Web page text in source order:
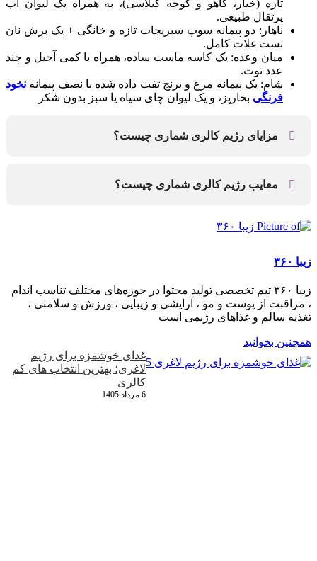
تازه (خیار، کاهو و گوجه گیلاسی)، به همراه یک لیوان آب
پرتقال طبیعی.
ناهار: دو پیمانه سوپ سبزیجات تازه و خانگی + یک برش نان
تست غلات کامل.
میان وعده: یک کاسه ماست ساده، همراه با کمی آجیل و چند
عدد توت.
شام: یک پیمانه مرغ و برنج تفت داده شده با نصف پیمانه نخود
فرنگی بخارپز، و یک لیوان چای سیاه یا سبز بدون شکر
مزایای رژیم کالری شماری چیست؟
رفتن باورهای اشتباه می‌شود. این روش روند کاهش وزن را با
ایجاد کسری کالری تسهیل کرده و پس از رسیدن به وزن
امکان‌پذیر می‌سازند.
معایب رژیم کالری شماری چیست؟
خوردن، بی‌توجهی به کیفیت غذا، عادت کردن بدن و توقف
زیبا ۳۶۰
زیبا ۳۶۰ تیم تخصصی تولید محتوا در حوزه‌های مختلف تناسب اندام
، مراقبت از پوست و مو ، آرایشی و زیبایی ، ورزش و سلامتی ،
تغذیه سالم و غذاهای رژیمی است
همچنین بخوانید
غذای خوشمزه برای رژیم
لاغری؛ بهترین انتخاب‌ های کم‌
کالری
6 مرداد 1405